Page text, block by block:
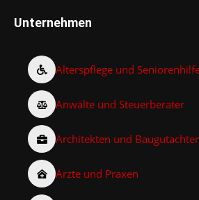
Unternehmen
Alterspflege und
Anwälte und Steuerberater
Architekten und Baugutachter
Ärzte und Praxen